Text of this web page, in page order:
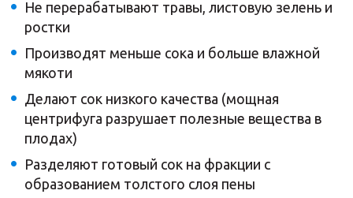
Не перерабатывают травы, листовую зелень и
ростки
Производят меньше сока и больше влажной
мякоти
Делают сок низкого качества (мощная
центрифуга разрушает полезные вещества в
плодах)
Разделяют готовый сок на фракции с
образованием толстого слоя пены